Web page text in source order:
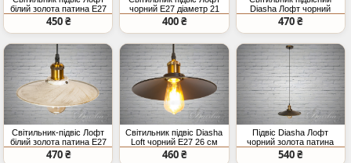
білий золота патина E27
21 см
450 ₴
чорний E27 діаметр 21
см
400 ₴
Diasha Лофт чорний
срібна патина
470 ₴
Світильник-підвіс Лофт
білий золота патина E27
26 см
470 ₴
Світильник підвіс Diasha
Loft чорний E27 26 см
460 ₴
Підвіс Diasha Лофт
чорний золота патина
E27
540 ₴